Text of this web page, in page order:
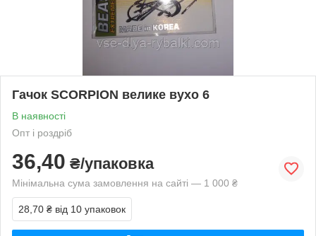
Гачок SCORPION велике вухо 6
В наявності
Опт і роздріб
36,40 ₴/упаковка
Мінімальна сума замовлення на сайті — 1 000 ₴
28,70 ₴ від 10 упаковок